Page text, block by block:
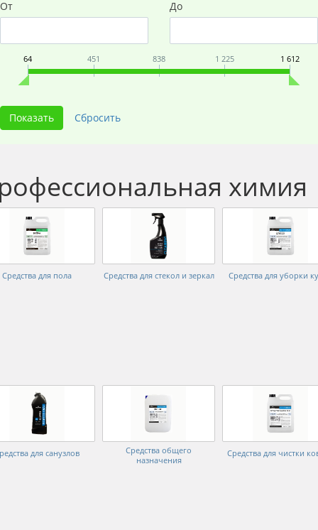
От До
64 451 838 1 225 1 612
химия
Средства для пола Средства для стекол и зеркал Средства для уборки
для санузлов
Средства общего
назначения
Средства для чистки